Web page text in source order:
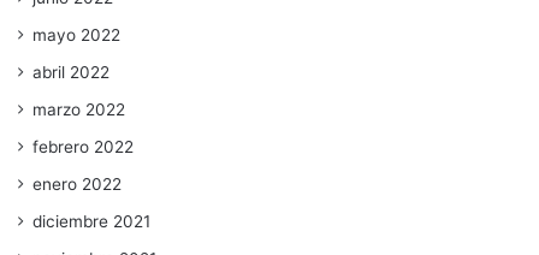
mayo 2022
abril 2022
marzo 2022
febrero 2022
enero 2022
diciembre 2021